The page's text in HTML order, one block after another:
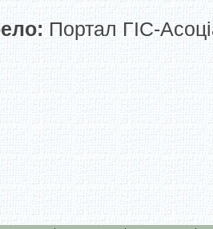
Портал ГІС-